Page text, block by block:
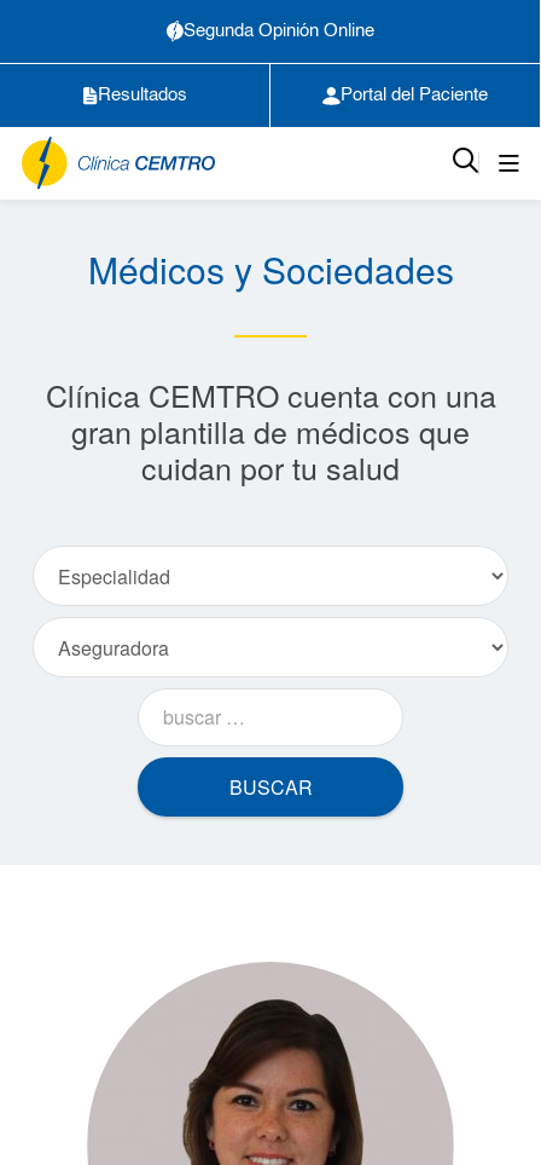
Segunda Opinión Online
Resultados Portal del Paciente
Médicos y Sociedades
Clínica CEMTRO cuenta con una
gran plantilla de médicos que
cuidan por tu salud